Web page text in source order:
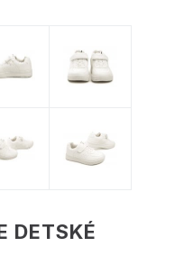
DETSKÉ